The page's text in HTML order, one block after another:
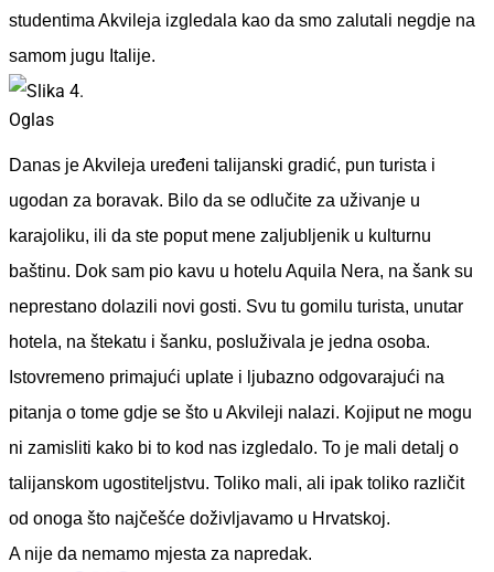
studentima Akvileja izgledala kao da smo zalutali negdje na
samom jugu Italije.
Oglas
Danas je Akvileja uređeni talijanski gradić, pun turista i
ugodan za boravak. Bilo da se odlučite za uživanje u
karajoliku, ili da ste poput mene zaljubljenik u kulturnu
baštinu. Dok sam pio kavu u hotelu Aquila Nera, na šank su
neprestano dolazili novi gosti. Svu tu gomilu turista, unutar
hotela, na štekatu i šanku, posluživala je jedna osoba.
Istovremeno primajući uplate i ljubazno odgovarajući na
pitanja o tome gdje se što u Akvileji nalazi. Kojiput ne mogu
ni zamisliti kako bi to kod nas izgledalo. To je mali detalj o
talijanskom ugostiteljstvu. Toliko mali, ali ipak toliko različit
od onoga što najčešće doživljavamo u Hrvatskoj.
A nije da nemamo mjesta za napredak.